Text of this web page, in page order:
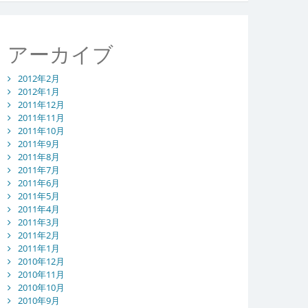
アーカイブ
2012年2月
2012年1月
2011年12月
2011年11月
2011年10月
2011年9月
2011年8月
2011年7月
2011年6月
2011年5月
2011年4月
2011年3月
2011年2月
2011年1月
2010年12月
2010年11月
2010年10月
2010年9月